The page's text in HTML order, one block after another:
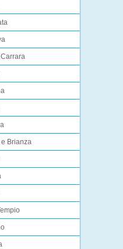
e Brianza